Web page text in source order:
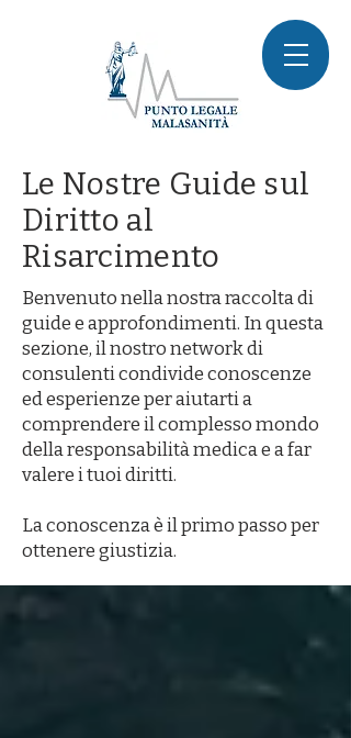
Le Nostre Guide sul
Diritto al
Risarcimento
Benvenuto nella nostra raccolta di
guide e approfondimenti. In questa
sezione, il nostro network di
consulenti condivide conoscenze
ed esperienze per aiutarti a
comprendere il complesso mondo
della responsabilità medica e a far
valere i tuoi diritti.
La conoscenza è il primo passo per
ottenere giustizia.